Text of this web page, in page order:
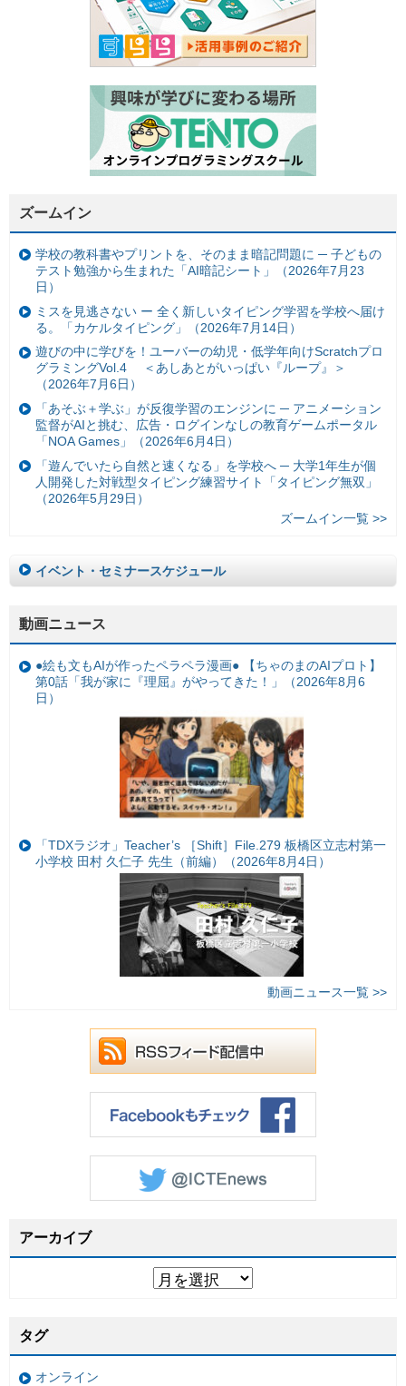
ズームイン
学校の教科書やプリントを、そのまま暗記問題に ─ 子どもの
テスト勉強から生まれた「AI暗記シート」（2026年7月23
日）
ミスを見逃さない ー 全く新しいタイピング学習を学校へ届け
る。「カケルタイピング」（2026年7月14日）
遊びの中に学びを！ユーバーの幼児・低学年向けScratchプロ
グラミングVol.4 ＜あしあとがいっぱい『ループ』＞
（2026年7月6日）
「あそぶ＋学ぶ」が反復学習のエンジンに ─ アニメーション
監督がAIと挑む、広告・ログインなしの教育ゲームポータル
「NOA Games」（2026年6月4日）
「遊んでいたら自然と速くなる」を学校へ ─ 大学1年生が個
人開発した対戦型タイピング練習サイト「タイピング無双」
（2026年5月29日）
ズームイン一覧 >>
イベント・セミナースケジュール
動画ニュース
●絵も文もAIが作ったペラペラ漫画● 【ちゃのまのAIプロト】
第0話「我が家に『理屈』がやってきた！」（2026年8月6
日）
「TDXラジオ」Teacher’s ［Shift］File.279 板橋区立志村第一
小学校 田村 久仁子 先生（前編）（2026年8月4日）
動画ニュース一覧 >>
アーカイブ
タグ
オンライン